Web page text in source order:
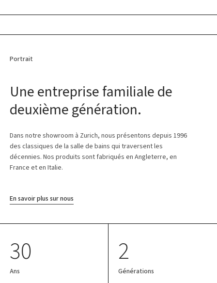
Portrait
Une entreprise familiale de
deuxième génération.
Dans notre showroom à Zurich, nous présentons depuis 1996
des classiques de la salle de bains qui traversent les
décennies. Nos produits sont fabriqués en Angleterre, en
France et en Italie.
En savoir plus sur nous
30
Ans
2
Générations